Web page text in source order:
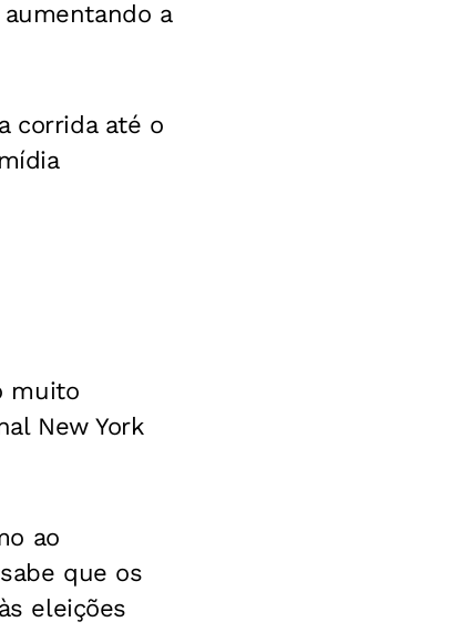
a
corrida até o
muito
New York
ao
que os
eleições